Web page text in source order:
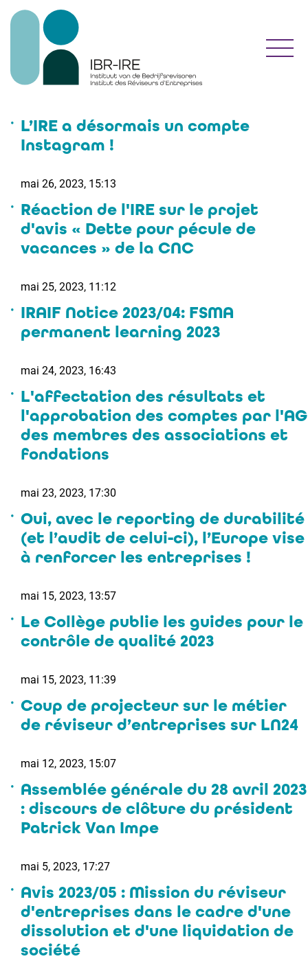
L’IRE a désormais un compte
Instagram !
mai 26, 2023, 15:13
Réaction de l'IRE sur le projet
d'avis « Dette pour pécule de
vacances » de la CNC
mai 25, 2023, 11:12
IRAIF Notice 2023/04: FSMA
permanent learning 2023
mai 24, 2023, 16:43
L'affectation des résultats et
l'approbation des comptes par l'AG
des membres des associations et
fondations
mai 23, 2023, 17:30
Oui, avec le reporting de durabilité
(et l’audit de celui-ci), l’Europe vise
à renforcer les entreprises !
mai 15, 2023, 13:57
Le Collège publie les guides pour le
contrôle de qualité 2023
mai 15, 2023, 11:39
Coup de projecteur sur le métier
de réviseur d’entreprises sur LN24
mai 12, 2023, 15:07
Assemblée générale du 28 avril 2023
: discours de clôture du président
Patrick Van Impe
mai 5, 2023, 17:27
Avis 2023/05 : Mission du réviseur
d'entreprises dans le cadre d'une
dissolution et d'une liquidation de
société